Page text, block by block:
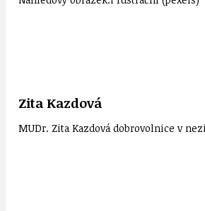
Zita Kazdová
MUDr. Zita Kazdová dobrovolnice v